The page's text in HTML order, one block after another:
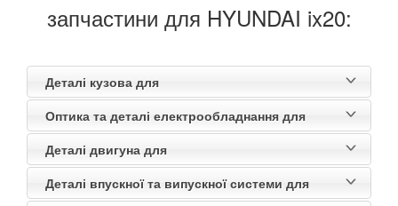
запчастини для HYUNDAI ix20:
Деталі кузова для
Оптика та деталі електрообладнання для
Деталі двигуна для
Деталі впускної та випускної системи для